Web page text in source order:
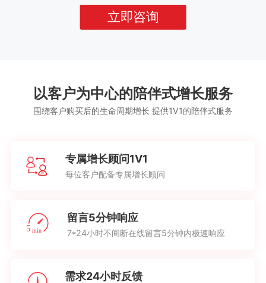
立即咨询
以客户为中心的陪伴式增长服务
围绕客户购买后的生命周期增长 提供1V1的陪伴式服务
专属增长顾问1V1
每位客户配备专属增长顾问
留言5分钟响应
7*24小时不间断在线留言5分钟内极速响应
需求24小时反馈